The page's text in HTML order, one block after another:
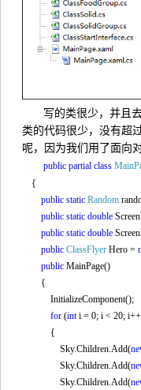
写的类很少，并且
类的代码很少，没有超
呢，因为我们用了面向
public partial class
{
public static Random
public static double
public static double
public ClassFlyer Hero =
public MainPage()
{
InitializeComponent();
for (inti = 0; i < 20;
{
Sky.Children.Add(
Sky.Children.Add(
Sky.Children.Add(